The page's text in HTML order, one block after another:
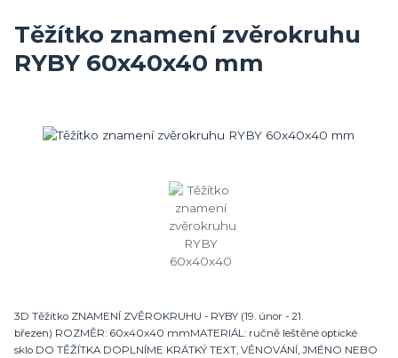
Těžítko znamení zvěrokruhu
RYBY 60x40x40 mm
3D Těžítko ZNAMENÍ ZVĚROKRUHU - RYBY (19. únor - 21.
březen) ROZMĚR: 60x40x40 mmMATERIÁL: ručně leštěné optické
sklo DO TĚŽÍTKA DOPLNÍME KRÁTKÝ TEXT, VĚNOVÁNÍ, JMÉNO NEBO